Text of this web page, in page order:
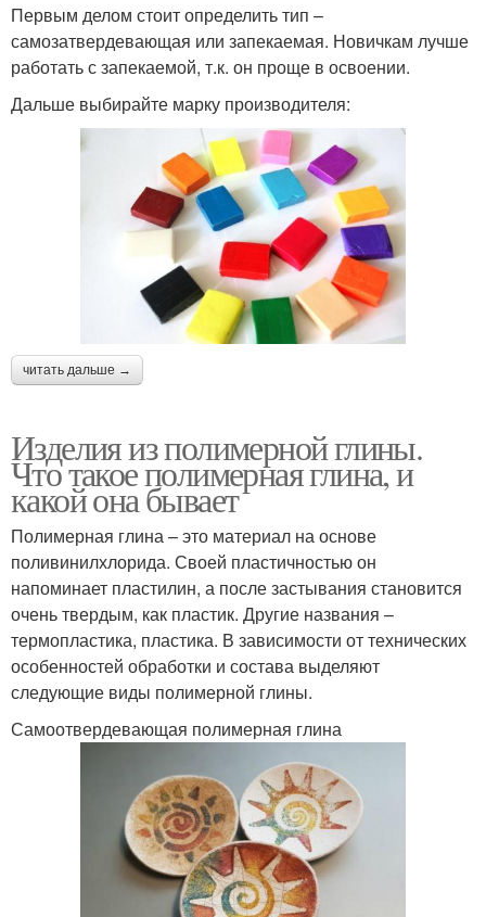
Первым делом стоит определить тип –
самозатвердевающая или запекаемая. Новичкам лучше
работать с запекаемой, т.к. он проще в освоении.
Дальше выбирайте марку производителя:
читать дальше →
Изделия из полимерной глины.
Что такое полимерная глина, и
какой она бывает
Полимерная глина – это материал на основе
поливинилхлорида. Своей пластичностью он
напоминает пластилин, а после застывания становится
очень твердым, как пластик. Другие названия –
термопластика, пластика. В зависимости от технических
особенностей обработки и состава выделяют
следующие виды полимерной глины.
Самоотвердевающая полимерная глина